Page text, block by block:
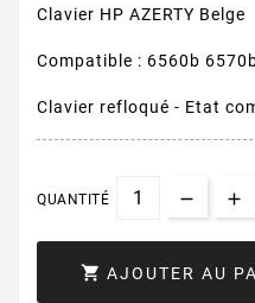
Clavier HP AZERTY Belge
Compatible : 6560b
Clavier refloqué - Etat
QUANTITÉ
 AJOUTER AU